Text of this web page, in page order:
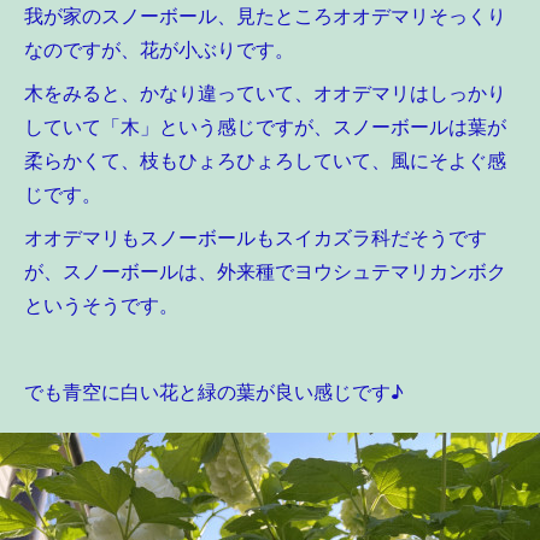
我が家のスノーボール、見たところオオデマリそっくり
なのですが、花が小ぶりです。
木をみると、かなり違っていて、オオデマリはしっかり
していて「木」という感じですが、スノーボールは葉が
柔らかくて、枝もひょろひょろしていて、風にそよぐ感
じです。
オオデマリもスノーボールもスイカズラ科だそうです
が、 スノーボールは、外来種でヨウシュテマリカンボク
というそうです。
でも青空に白い花と緑の葉が良い感じです♪